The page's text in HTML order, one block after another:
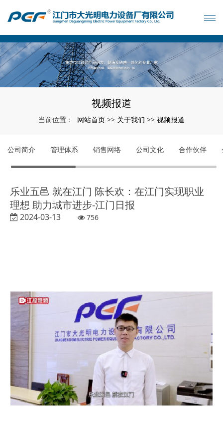
视频报道
当前位置： 网站首页 >> 关于我们 >> 视频报道
公司简介 管理体系 销售网络 公司文化 合作伙伴
乐业五邑 就在江门 陈长欢：在江门实现职业
理想 助力城市进步-江门日报
2024-03-13 756